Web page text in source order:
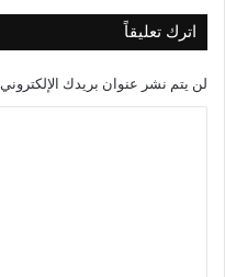
اترك تعليقاً
لن يتم نشر عنوان بريدك الإلكتروني.